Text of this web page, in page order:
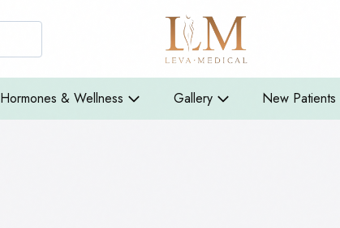
Hormones & Wellness Gallery New Patients